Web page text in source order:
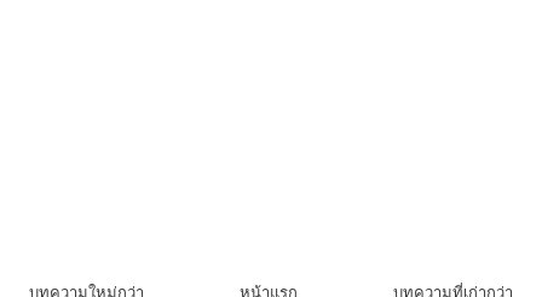
บทความใหม่กว่า บทความที่เก่ากว่า
หน้าแรก